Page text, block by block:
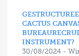
CACTUS
INSTRUMENT?
30/08/2024 -